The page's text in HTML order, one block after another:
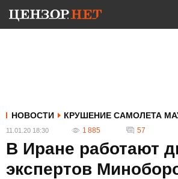
НОВОСТИ КРУШЕНИЕ САМОЛЕТА
11.01.20 18:30 1 885 57
В Иране работают
экспертов